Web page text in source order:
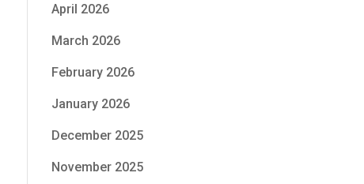
April 2026
March 2026
February 2026
January 2026
December 2025
November 2025